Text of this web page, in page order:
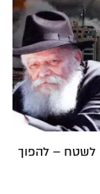
לשטח – להפוך